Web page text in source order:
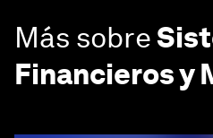
Más sobre
Financieros y